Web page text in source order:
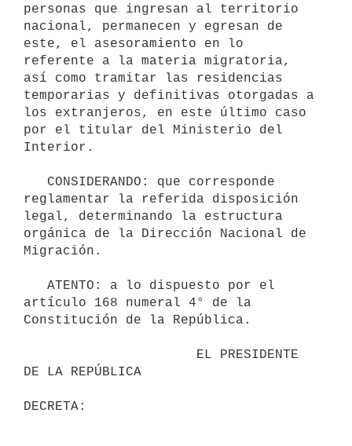
personas que ingresan al territorio
nacional, permanecen y egresan de
este, el asesoramiento en lo
referente a la materia migratoria,
así como tramitar las residencias
temporarias y definitivas otorgadas a
los extranjeros, en este último caso
por el titular del Ministerio del
Interior.
reglamentar la referida disposición
legal, determinando la estructura
orgánica de la Dirección Nacional de
Migración.
artículo 168 numeral 4° de la
Constitución de la República.
DE LA REPÚBLICA
DECRETA: